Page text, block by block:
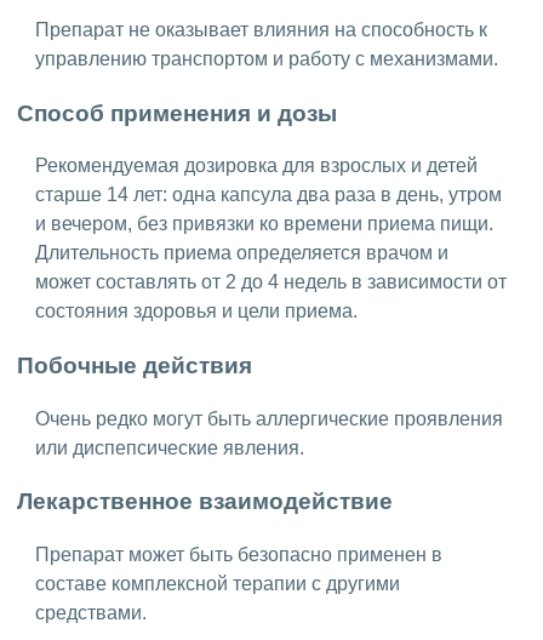
Препарат не оказывает влияния на способность к
управлению транспортом и работу с механизмами.
Способ применения и дозы
Рекомендуемая дозировка для взрослых и детей
старше 14 лет: одна капсула два раза в день, утром
и вечером, без привязки ко времени приема пищи.
Длительность приема определяется врачом и
может составлять от 2 до 4 недель в зависимости от
состояния здоровья и цели приема.
Побочные действия
Очень редко могут быть аллергические проявления
или диспепсические явления.
Лекарственное взаимодействие
Препарат может быть безопасно применен в
составе комплексной терапии с другими
средствами.